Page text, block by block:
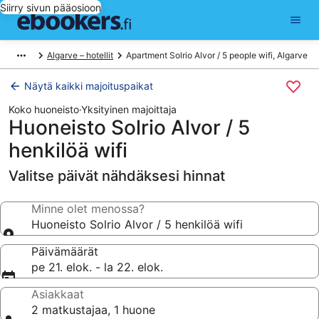
Siirry sivun pääosioon
Algarve – hotellit Apartment Solrio Alvor / 5 people wifi, Algarve
Näytä kaikki majoituspaikat
Koko huoneisto·Yksityinen majoittaja
Huoneisto Solrio Alvor / 5
henkilöä wifi
Valitse päivät nähdäksesi hinnat
Minne olet menossa?
Huoneisto Solrio Alvor / 5 henkilöä wifi
Päivämäärät
pe 21. elok. - la 22. elok.
Asiakkaat
2 matkustajaa, 1 huone